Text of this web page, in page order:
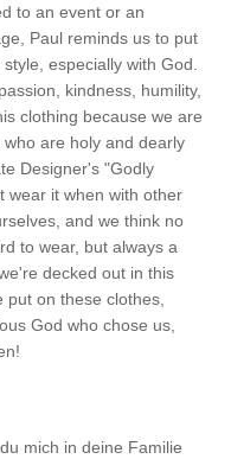
to an event or an
Paul reminds us to put
especially with God.
kindness, humility,
clothing because we are
are holy and dearly
Designer's "Godly
wear it when with other
and we think no
to wear, but always a
decked out in this
on these clothes,
God who chose us,
mich in deine Familie